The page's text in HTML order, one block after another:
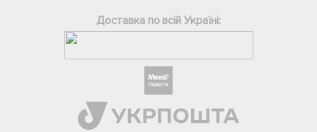
Доставка по всій Україні:
Телеграм